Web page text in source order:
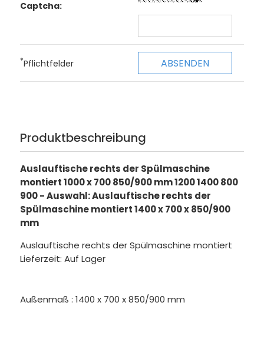
Captcha:
*Pflichtfelder
Produktbeschreibung
Auslauftische rechts der Spülmaschine
montiert 1000 x 700 850/900 mm 1200 1400 800
900 - Auswahl: Auslauftische rechts der
Spülmaschine montiert 1400 x 700 x 850/900
mm
Auslauftische rechts der Spülmaschine montiert
Lieferzeit: Auf Lager
Außenmaß : 1400 x 700 x 850/900 mm